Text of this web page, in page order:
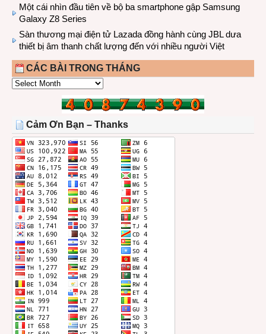
Một cái nhìn đầu tiên về bộ ba smartphone gập Samsung
Galaxy Z8 Series
Sàn thương mại điện tử Lazada đồng hành cùng JBL dưa
thiết bị âm thanh chất lượng đến với nhiều người Việt
CÁC BÀI TRONG THÁNG
CÁC
THÁNG
Cảm Ơn Bạn – Thanks